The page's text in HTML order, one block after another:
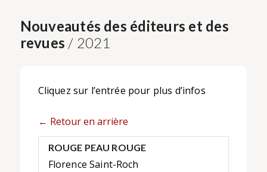
Nouveautés des éditeurs et des
revues / 2021
Cliquez sur l’entrée pour plus d’infos
← Retour en arrière
ROUGE PEAU ROUGE
Florence Saint-Roch